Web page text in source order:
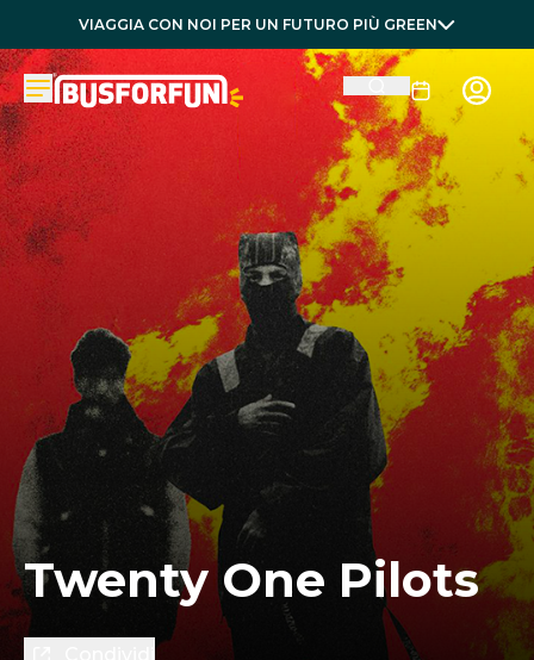
VIAGGIA CON NOI PER UN FUTURO PIÙ GREEN
Twenty One Pilots